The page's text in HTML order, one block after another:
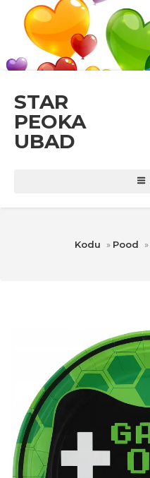
STAR
PEOKA
UBAD
Kodu » Pood »